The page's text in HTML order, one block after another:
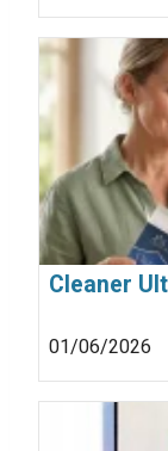
Cleaner
01/06/2026